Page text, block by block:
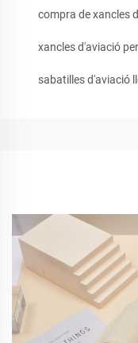
compra de xancles
xancles d'aviació
sabatilles d'aviació